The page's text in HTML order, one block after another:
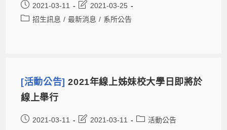
2021-03-11
2021-03-25
招生訊息 / 最新消息 / 系所公告
[活動公告]2021年線上姊妹校大學日即將於
線上舉行
2021-03-11 2021-03-11 活動公告